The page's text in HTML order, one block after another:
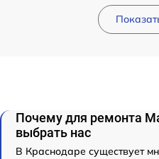
Почему для ремонта
выбрать нас
В Краснодаре существует